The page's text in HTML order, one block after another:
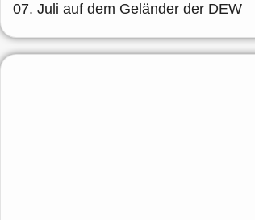
07. Juli auf dem Geländer der DEW